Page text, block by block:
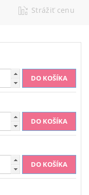
Strážiť cenu